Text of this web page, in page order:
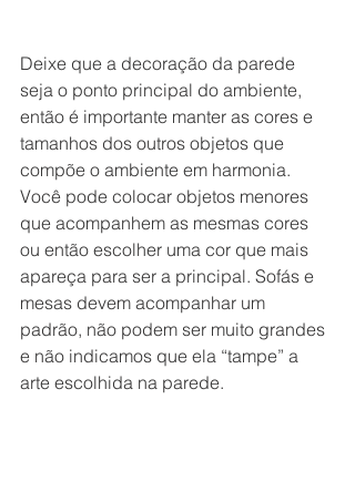
Deixe que a decoração da parede
seja o ponto principal do ambiente,
então é importante manter as cores e
tamanhos dos outros objetos que
compõe o ambiente em harmonia.
Você pode colocar objetos menores
que acompanhem as mesmas cores
ou então escolher uma cor que mais
apareça para ser a principal. Sofás e
mesas devem acompanhar um
padrão, não podem ser muito grandes
e não indicamos que ela “tampe” a
arte escolhida na parede.